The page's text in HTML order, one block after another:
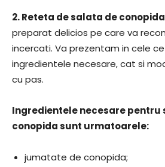
2.Reteta de salata de conopida
preparat delicios pe care va
incercati. Va prezentam in cele
ingredientele necesare, cat si
cu pas.
Ingredientele necesare pentru
conopida sunt urmatoarele:
jumatate de conopida;